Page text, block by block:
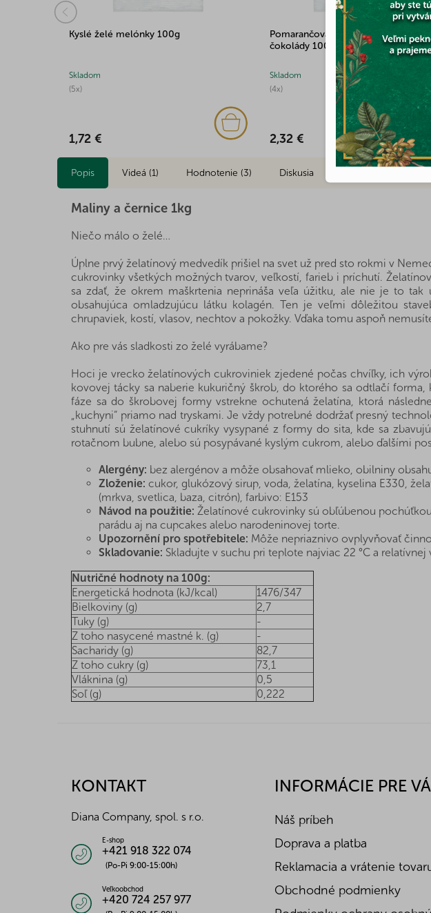
Kyslé želé melónky 100g
(5x)
Skladom
1,72 €
Pomarančová kôra v poleve z
čokolády 100g
(4x)
Skladom
2,32 €
Popis Videá (1) Hodnotenie (3) Diskusia
Maliny a černice 1kg
Niečo málo o želé…
Úplne prvý želatínový medvedík prišiel na svet už pred sto rokmi v
cukrovinky všetkých možných tvarov, veľkostí, farieb i príchutí.
sa zdať, že okrem maškrtenia neprináša veľa úžitku, ale nie je to
obsahujúca omladzujúcu látku kolagén. Ten je veľmi dôležitou
chrupaviek, kostí, vlasov, nechtov a pokožky. Vďaka tomu aspoň
Ako pre vás sladkosti zo želé vyrábame?
Hoci je vrecko želatínových cukroviniek zjedené počas chvíľky, ich
kovovej tácky sa naberie kukuričný škrob, do ktorého sa odtlačí
fáze sa do škrobovej formy vstrekne ochutená želatína, ktorá
„kuchyni“ priamo nad tryskami. Je vždy potrebné dodržať presný
stuhnutí sú želatínové cukríky vysypané z formy do sita, kde sa
rotačnom bubne, alebo sú posypávané kyslým cukrom, alebo ďalšími
Alergény: bez alergénov a môže obsahovať mlieko, obilniny
Zloženie: cukor, glukózový sirup, voda, želatína, kyselina E330,
(mrkva, svetlica, baza, citrón), farbivo: E153
Návod na použitie: Želatínové cukrovinky sú obľúbenou
parádu aj na cupcakes alebo narodeninovej torte.
Upozornění pro spotřebitele: Môže nepriaznivo ovplyvňovať
Skladovanie: Skladujte v suchu pri teplote najviac 22 °C a relatívnej
Nutričné hodnoty na 100g:
Energetická hodnota (kJ/kcal)
1476/347
Bielkoviny (g)
2,7
Tuky (g)
-
Z toho nasycené mastné k. (g)
-
Sacharidy (g)
82,7
Z toho cukry (g)
73,1
Vláknina (g)
0,5
Soľ (g)
0,222
KONTAKT
Diana Company, spol. s r.o.
E-shop
+421 918 322 074
(Po-Pi 9:00-15:00h)
Veľkoobchod
+420 724 257 977
INFORMÁCIE PRE
Náš príbeh
Doprava a platba
Reklamacia a vrátenie
Obchodné podmienky